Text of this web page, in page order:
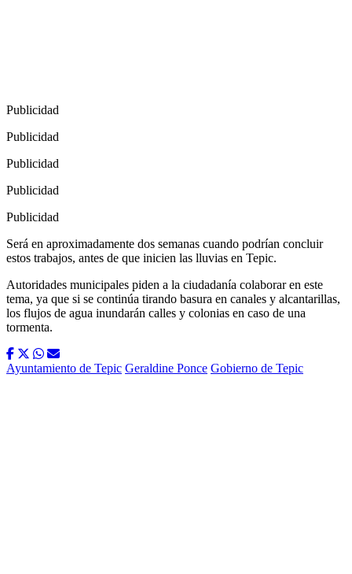
Publicidad
Publicidad
Publicidad
Publicidad
Publicidad
Será en aproximadamente dos semanas cuando podrían concluir
estos trabajos, antes de que inicien las lluvias en Tepic.
Autoridades municipales piden a la ciudadanía colaborar en este
tema, ya que si se continúa tirando basura en canales y alcantarillas,
los flujos de agua inundarán calles y colonias en caso de una
tormenta.
Ayuntamiento de Tepic Geraldine Ponce Gobierno de Tepic